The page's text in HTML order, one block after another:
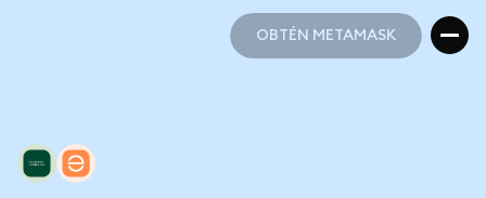
OBTÉN METAMASK